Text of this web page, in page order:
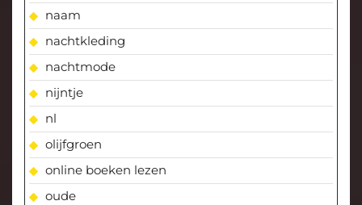
naam
nachtkleding
nachtmode
nijntje
nl
olijfgroen
online boeken lezen
oude